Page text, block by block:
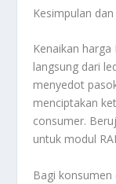
Kesimpulan
Kenaikan
langsung dari
menyedot
menciptakan
consumer. B
untuk modul
Bagi